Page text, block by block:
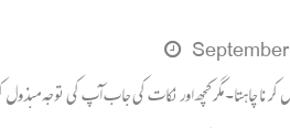
چاہتا۔ مگر کچھ اور نکات کی جاب آپ کی توجہ مبذول